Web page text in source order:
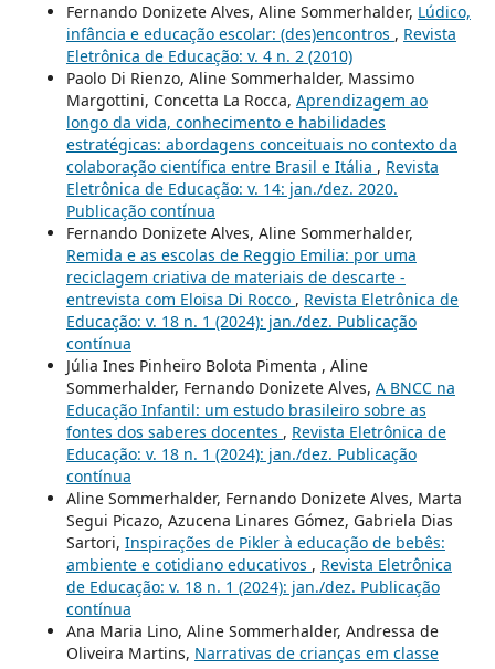
Fernando Donizete Alves, Aline Sommerhalder, Lúdico,
infância e educação escolar: (des)encontros , Revista
Eletrônica de Educação: v. 4 n. 2 (2010)
Paolo Di Rienzo, Aline Sommerhalder, Massimo
Margottini, Concetta La Rocca, Aprendizagem ao
longo da vida, conhecimento e habilidades
estratégicas: abordagens conceituais no contexto da
colaboração científica entre Brasil e Itália , Revista
Eletrônica de Educação: v. 14: jan./dez. 2020.
Publicação contínua
Fernando Donizete Alves, Aline Sommerhalder,
Remida e as escolas de Reggio Emilia: por uma
reciclagem criativa de materiais de descarte -
entrevista com Eloisa Di Rocco , Revista Eletrônica de
Educação: v. 18 n. 1 (2024): jan./dez. Publicação
contínua
Júlia Ines Pinheiro Bolota Pimenta , Aline
Sommerhalder, Fernando Donizete Alves, A BNCC na
Educação Infantil: um estudo brasileiro sobre as
fontes dos saberes docentes , Revista Eletrônica de
Educação: v. 18 n. 1 (2024): jan./dez. Publicação
contínua
Aline Sommerhalder, Fernando Donizete Alves, Marta
Segui Picazo, Azucena Linares Gómez, Gabriela Dias
Sartori, Inspirações de Pikler à educação de bebês:
ambiente e cotidiano educativos , Revista Eletrônica
de Educação: v. 18 n. 1 (2024): jan./dez. Publicação
contínua
Ana Maria Lino, Aline Sommerhalder, Andressa de
Oliveira Martins, Narrativas de crianças em classe